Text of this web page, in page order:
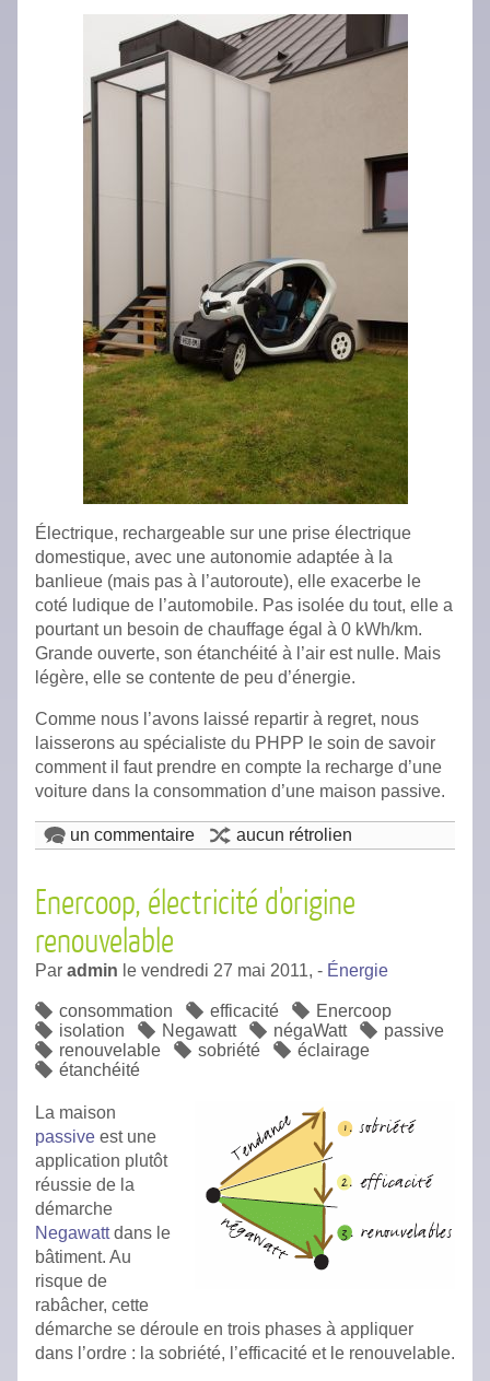
Électrique, rechargeable sur une prise électrique
domestique, avec une autonomie adaptée à la
banlieue (mais pas à l’autoroute), elle exacerbe le
coté ludique de l’automobile. Pas isolée du tout, elle a
pourtant un besoin de chauffage égal à 0 kWh/km.
Grande ouverte, son étanchéité à l’air est nulle. Mais
légère, elle se contente de peu d’énergie.
Comme nous l’avons laissé repartir à regret, nous
laisserons au spécialiste du PHPP le soin de savoir
comment il faut prendre en compte la recharge d’une
voiture dans la consommation d’une maison passive.
un commentaire aucun rétrolien
Enercoop, électricité d'origine
renouvelable
Par admin le vendredi 27 mai 2011, - Énergie
consommation efficacité
Enercoop
isolation
Negawatt négaWatt
passive
renouvelable
sobriété
éclairage
étanchéité
La maison
passive est une
application plutôt
réussie de la
démarche
Negawattdans le
bâtiment. Au
risque de
rabâcher, cette
démarche se déroule en trois phases à appliquer
dans l’ordre : la sobriété, l’efficacité et le renouvelable.